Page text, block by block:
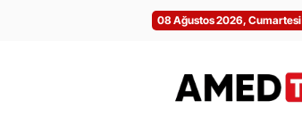
08 Ağustos 2026, Cumartesi